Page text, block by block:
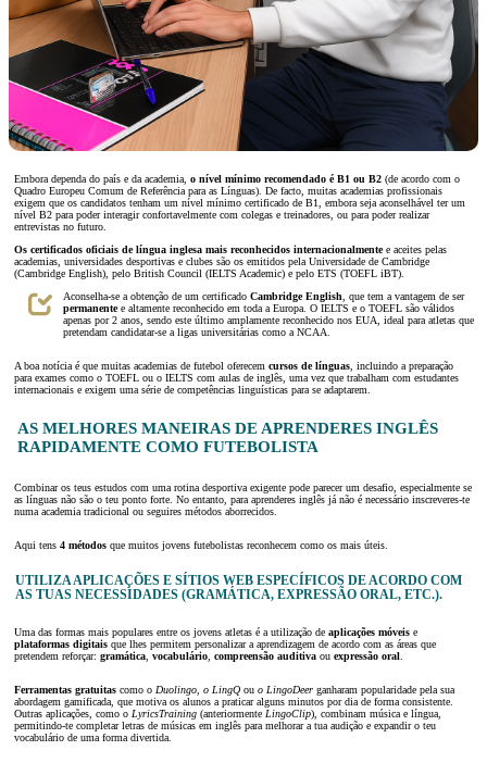
Embora dependa do país e da academia, o nível mínimo recomendado é B1 ou B2 (de acordo com o
Quadro Europeu Comum de Referência para as Línguas). De facto, muitas academias profissionais
exigem que os candidatos tenham um nível mínimo certificado de B1, embora seja aconselhável ter um
nível B2 para poder interagir confortavelmente com colegas e treinadores, ou para poder realizar
entrevistas no futuro.
Os certificados oficiais de língua inglesa mais reconhecidos internacionalmentee aceites pelas
academias, universidades desportivas e clubes são os emitidos pela Universidade de Cambridge
(Cambridge English), pelo British Council (IELTS Academic) e pelo ETS (TOEFL iBT).
Aconselha-se a obtenção de um certificado Cambridge English , que tem a vantagem de ser
permanentee altamente reconhecido em toda a Europa. O IELTS e o TOEFL são válidos
apenas por 2 anos, sendo este último amplamente reconhecido nos EUA, ideal para atletas que
pretendam candidatar-se a ligas universitárias como a NCAA.
A boa notícia é que muitas academias de futebol oferecem cursos de línguas , incluindo a preparação
para exames como o TOEFL ou o IELTS com aulas de inglês, uma vez que trabalham com estudantes
internacionais e exigem uma série de competências linguísticas para se adaptarem.
AS MELHORES MANEIRAS DE APRENDERES INGLÊS
RAPIDAMENTE COMO FUTEBOLISTA
Combinar os teus estudos com uma rotina desportiva exigente pode parecer um desafio, especialmente se
as línguas não são o teu ponto forte. No entanto, para aprenderes inglês já não é necessário inscreveres-te
numa academia tradicional ou seguires métodos aborrecidos.
Aqui tens 4 métodos que muitos jovens futebolistas reconhecem como os mais úteis.
UTILIZA APLICAÇÕES E SÍTIOS WEB ESPECÍFICOS DE ACORDO COM
AS TUAS NECESSIDADES (GRAMÁTICA, EXPRESSÃO ORAL, ETC.).
Uma das formas mais populares entre os jovens atletas é a utilização de aplicações móveis e
plataformas digitais que lhes permitem personalizar a aprendizagem de acordo com as áreas que
pretendem reforçar: gramática vocabulário compreensão auditiva ou expressão oral
Ferramentas gratuitas como o Duolingo o LingQ ou o LingoDeer ganharam popularidade pela sua
abordagem gamificada, que motiva os alunos a praticar alguns minutos por dia de forma consistente.
Outras aplicações, como o LyricsTraining (anteriormente LingoClip), combinam música e língua,
permitindo-te completar letras de músicas em inglês para melhorar a tua audição e expandir o teu
vocabulário de uma forma divertida.